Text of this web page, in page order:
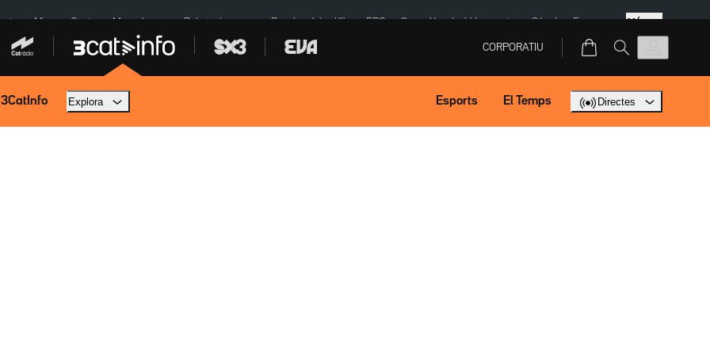
Menors Ceuta Mercabarna Robatoris coure Bombardejos Kíiv ERC SpaceX Isaki Lacuesta Sánchez Europa Més
CORPORATIU
3CatInfo Explora Esports El Temps Directes